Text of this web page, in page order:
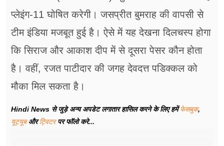
प्लेइंग-11 घोषित करेगी। जसप्रीत बुमराह की वापसी से
टीम इंडिया मजबूत हुई है। ऐसे में यह देखना दिलचस्प होगा
कि सिराज और आकाश दीप में से दूसरा पेसर कौन होता
है। वहीं, रजत पाटीदार की जगह देवदत्त पडिक्कल को
मौका मिल सकता है।
Hindi News से जुड़े अन्य अपडेट लगातार हासिल करने के लिए हमेंफेसबुक,
यूट्यूबऔरट्विटरपर फॉलो करे...